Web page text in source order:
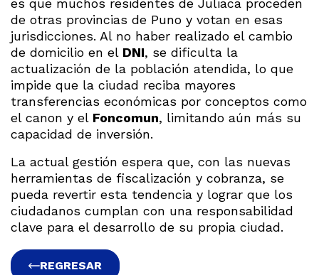
de otras provincias de Puno y votan en esas
jurisdicciones. Al no haber realizado el cambio
de domicilio en el DNI, se dificulta la
actualización de la población atendida, lo que
impide que la ciudad reciba mayores
transferencias económicas por conceptos como
el canon y el Foncomun, limitando aún más su
capacidad de inversión.
La actual gestión espera que, con las nuevas
herramientas de fiscalización y cobranza, se
pueda revertir esta tendencia y lograr que los
ciudadanos cumplan con una responsabilidad
clave para el desarrollo de su propia ciudad.
REGRESAR